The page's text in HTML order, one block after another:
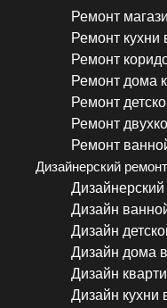
Ремонт
Ремонт кухни
Ремонт
Ремонт дома
Ремонт
Ремонт
Ремонт
Дизайнерский ремонт
Дизайн
Дизайн
Дизайн дома
Дизайн
Дизайн кухни